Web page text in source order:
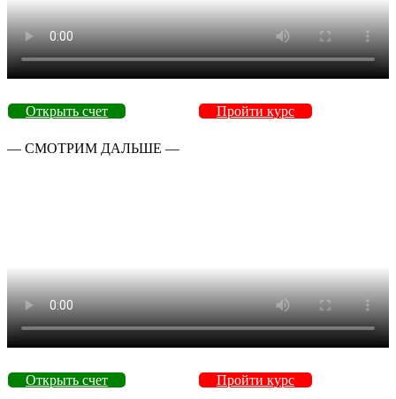
Открыть счет Пройти курс
— СМОТРИМ ДАЛЬШЕ —
Открыть счет Пройти курс